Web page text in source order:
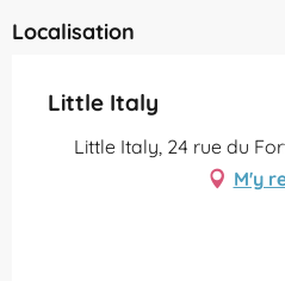
Localisation
Little Italy
Little Italy, 24 rue du
M'y